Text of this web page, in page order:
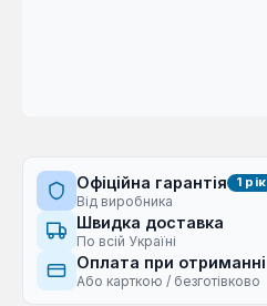
Офіційна гарантія 1 рік
Від виробника
Швидка доставка
По всій Україні
Оплата при отриманні
Або карткою / безготівково